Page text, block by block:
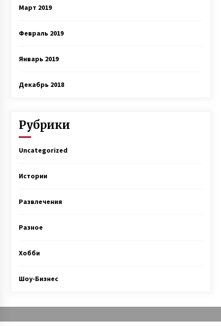
Март 2019
Февраль 2019
Январь 2019
Декабрь 2018
Рубрики
Uncategorized
Истории
Развлечения
Разное
Хобби
Шоу-Бизнес